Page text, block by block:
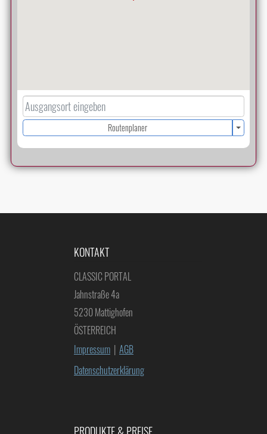
Routenplaner
KONTAKT
CLASSIC PORTAL
Jahnstraße 4a
5230 Mattighofen
ÖSTERREICH
Impressum | AGB
Datenschutzerklärung